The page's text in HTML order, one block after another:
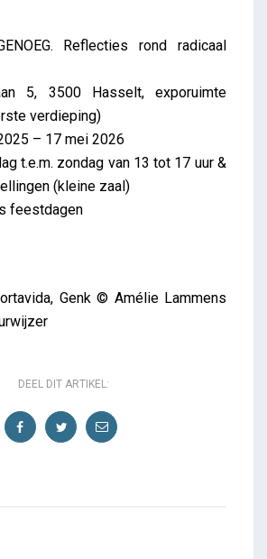
Reflecties rond radicaal
5, 3500 Hasselt, exporuimte
verdieping)
– 17 mei 2026
t.e.m. zondag van 13 tot 17 uur &
(kleine zaal)
feestdagen
Genk © Amélie Lammens
DEEL DIT ARTIKEL: